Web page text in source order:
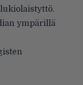
ympärillä